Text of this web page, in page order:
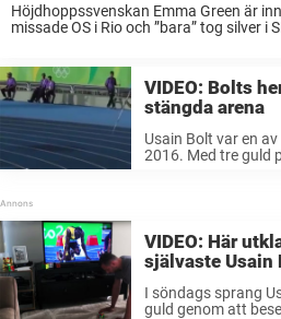
Höjdhoppssvenskan Emma Green är
missade OS i Rio och ”bara” tog silver i
VIDEO: Bolts
stängda arena
Usain Bolt var en
2016. Med tre guld
VIDEO: Här
självaste Usain
I söndags sprang
guld genom att